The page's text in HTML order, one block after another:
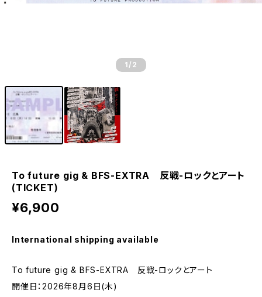
1 /2
To future gig & BFS-EXTRA 反戦-ロックとアート
(TICKET)
¥6,900
International shipping available
To future gig & BFS-EXTRA 反戦-ロックとアート
開催日：2026年8月6日(木)